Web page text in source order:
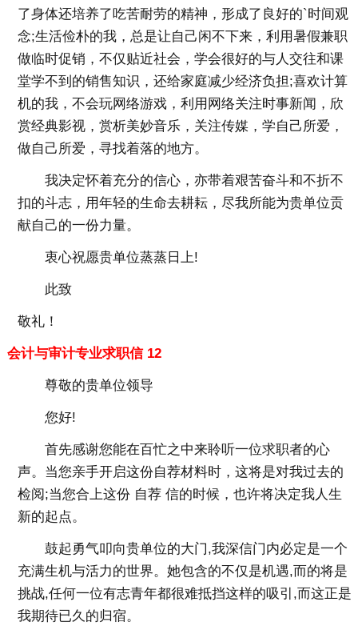
了身体还培养了吃苦耐劳的精神，形成了良好的`时间观
念;生活俭朴的我，总是让自己闲不下来，利用暑假兼职
做临时促销，不仅贴近社会，学会很好的与人交往和课
堂学不到的销售知识，还给家庭减少经济负担;喜欢计算
机的我，不会玩网络游戏，利用网络关注时事新闻，欣
赏经典影视，赏析美妙音乐，关注传媒，学自己所爱，
做自己所爱，寻找着落的地方。
我决定怀着充分的信心，亦带着艰苦奋斗和不折不
扣的斗志，用年轻的生命去耕耘，尽我所能为贵单位贡
献自己的一份力量。
衷心祝愿贵单位蒸蒸日上!
此致
敬礼！
会计与审计专业求职信 12
尊敬的贵单位领导
您好!
首先感谢您能在百忙之中来聆听一位求职者的心
声。当您亲手开启这份自荐材料时，这将是对我过去的
检阅;当您合上这份 自荐 信的时候，也许将决定我人生
新的起点。
鼓起勇气叩向贵单位的大门,我深信门内必定是一个
充满生机与活力的世界。她包含的不仅是机遇,而的将是
挑战,任何一位有志青年都很难抵挡这样的吸引,而这正是
我期待已久的归宿。